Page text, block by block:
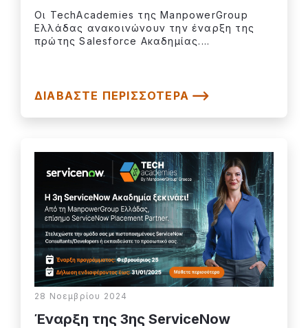
Οι TechAcademies της ManpowerGroup
Ελλάδας ανακοινώνουν την έναρξη της
πρώτης Salesforce Ακαδημίας....
ΔΙΑΒΆΣΤΕ ΠΕΡΙΣΣΌΤΕΡΑ
28 Νοεμβρίου 2024
Έναρξη της 3ης ServiceNow